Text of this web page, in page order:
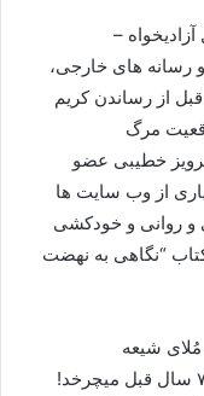
–
رسانه های خارجی،
پهلوی را ۴۸ ساعت قبل از رساندن کریم
مرگ
خطیبی عضو
از وب سایت ها
و روانی و خودکشی
“نگاهی به نهضت
شیعه
هنوز هم در مملکت، در بر همان پاشنه ۷۴ سال قبل میچرخد!